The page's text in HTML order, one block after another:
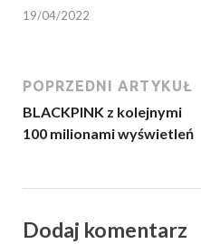
19/04/2022
POPRZEDNI ARTYKUŁ
BLACKPINK z kolejnymi
100 milionami wyświetleń
Dodaj komentarz